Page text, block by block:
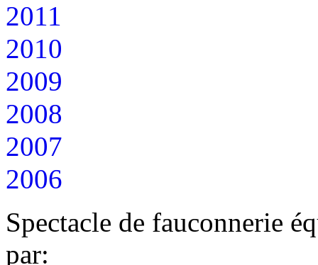
2011
2010
2009
2008
2007
2006
Spectacle de fauconnerie
par: